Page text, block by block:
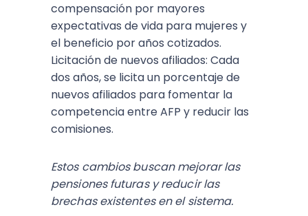
compensación por mayores
expectativas de vida para mujeres y
el beneficio por años cotizados.
Licitación de nuevos afiliados: Cada
dos años, se licita un porcentaje de
nuevos afiliados para fomentar la
competencia entre AFP y reducir las
comisiones.
Estos cambios buscan mejorar las
pensiones futuras y reducir las
brechas existentes en el sistema.